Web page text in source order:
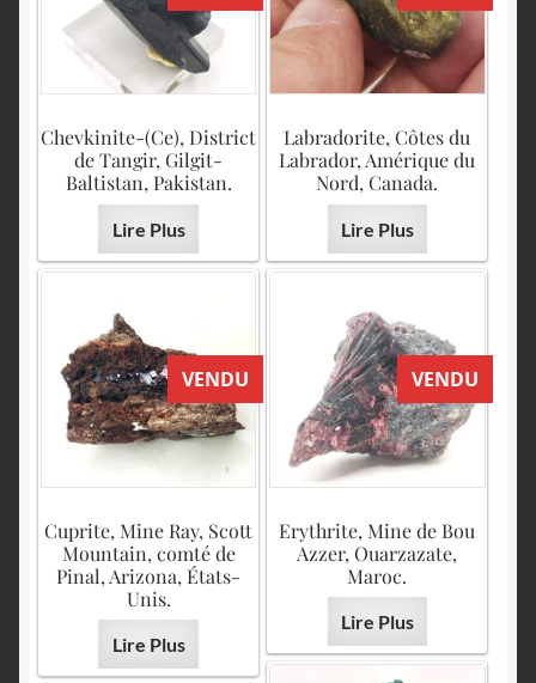
Chevkinite-(Ce), District
de Tangir, Gilgit-
Baltistan, Pakistan.
Lire Plus
Labradorite, Côtes du
Labrador, Amérique du
Nord, Canada.
Lire Plus
VENDU
Cuprite, Mine Ray, Scott
Mountain, comté de
Pinal, Arizona, États-
Unis.
Lire Plus
VENDU
Erythrite, Mine de Bou
Azzer, Ouarzazate,
Maroc.
Lire Plus